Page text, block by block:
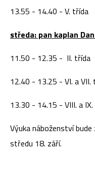
13.55 - 14.40 - V. třída
středa: pan kaplan
11.50 - 12.35 - II. třída
12.40 - 13.25 - VI. a VII.
13.30 - 14.15 - VIII. a
Výuka náboženství
středu 18. září.